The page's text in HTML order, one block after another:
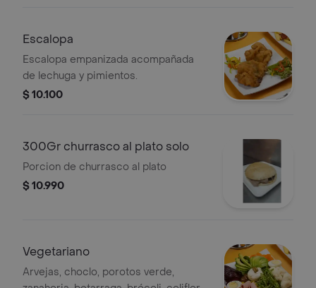
Escalopa
Escalopa empanizada acompañada
de lechuga y pimientos.
$ 10.100
300Gr churrasco al plato solo
Porcion de churrasco al plato
$ 10.990
Vegetariano
Arvejas, choclo, porotos verde,